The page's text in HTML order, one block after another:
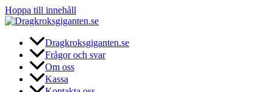
Hoppa till innehåll
Dragkroksgiganten.se
Frågor och svar
Om oss
Kassa